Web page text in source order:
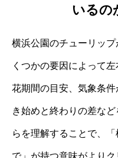
いるの
横浜公園のチューリッ
くつかの要因によって
花期間の目安、気象条
き始めと終わりの差な
らを理解することで、
で」が持つ意味がよりク